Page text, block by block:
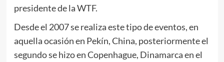
presidente de la WTF.
Desde el 2007 se realiza este tipo de eventos, en
aquella ocasión en Pekín, China, posteriormente el
segundo se hizo en Copenhague, Dinamarca en el